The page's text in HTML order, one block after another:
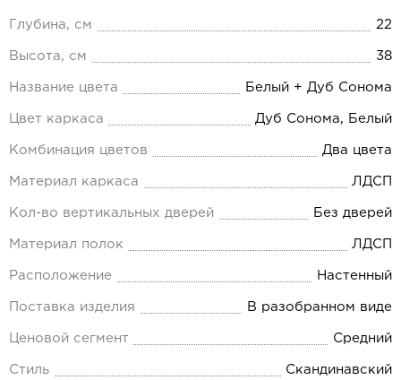
Глубина, см 22
Высота, см 38
Название цвета Белый + Дуб Сонома
Цвет каркаса Дуб Сонома, Белый
Комбинация цветов Два цвета
Материал каркаса ЛДСП
Кол-во вертикальных дверей Без дверей
Материал полок ЛДСП
Расположение Настенный
Поставка изделия В разобранном виде
Ценовой сегмент Средний
Стиль Скандинавский